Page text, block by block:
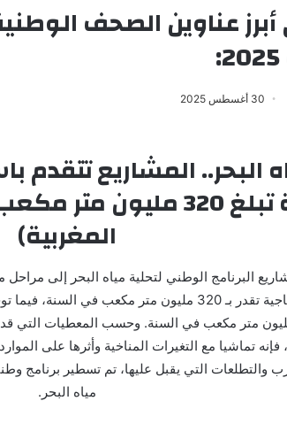
عناوين الصحف
ت
30 أغسطس 2025
إنتاجية تبلغ 320
المغربية)
إلى 532 مليون متر مكعب في السنة. وحسب المعطيات
تماشيا مع التغيرات المناخية وأثرها على
والتطلعات التي يقبل عليها، تم تسطير برنامج
مياه البحر.